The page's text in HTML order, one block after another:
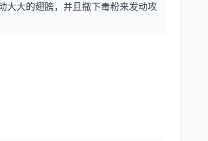
大大的翅膀，并且撒下毒粉来发动攻